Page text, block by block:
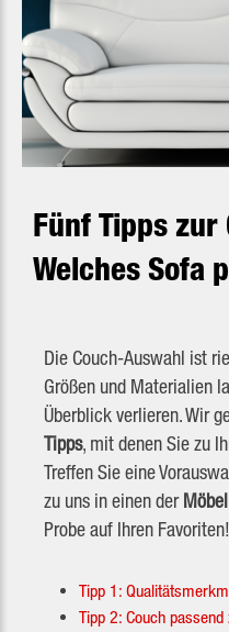
Fünf Tipps
Welches Sofa
Die Couch-Auswahl ist
Größen und Materialien
Überblick verlieren. Wir
Tipps, mit denen Sie zu
Treffen Sie eine
zu uns in einen der
Probe auf Ihren Favoriten!
Tipp 1:
Tipp 2: Couch